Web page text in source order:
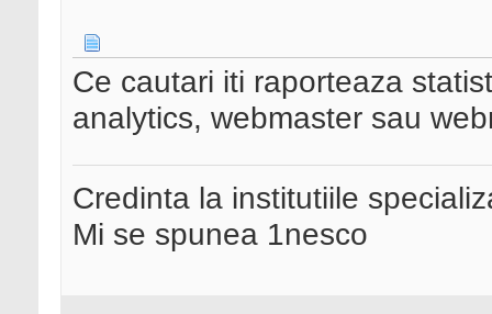
Ce cautari iti raporteaza
analytics, webmaster sau
Credinta la institutiile
Mi se spunea 1nesco